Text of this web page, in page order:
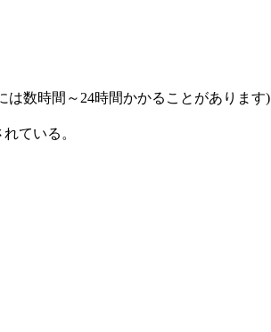
は数時間～24時間かかることがあります)
ている。